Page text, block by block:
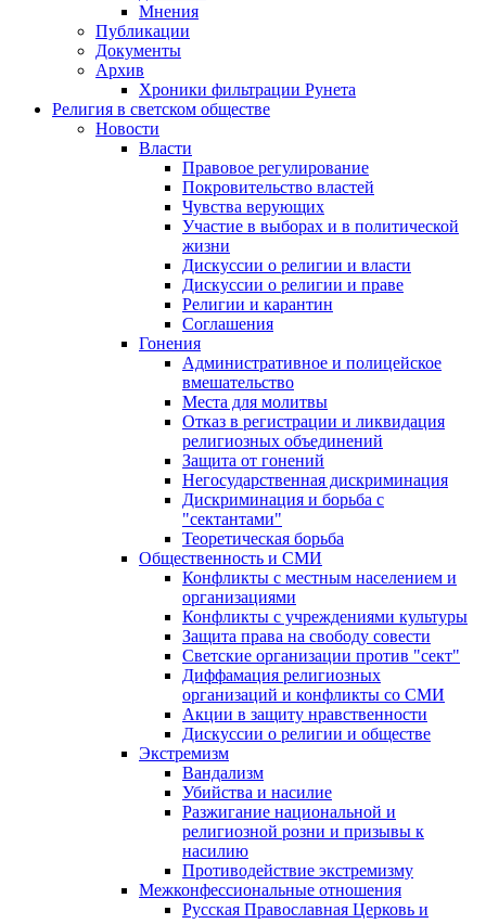
Мнения
Публикации
Документы
Архив
Хроники фильтрации Рунета
Религия в светском обществе
Новости
Власти
Правовое регулирование
Покровительство властей
Чувства верующих
Участие в выборах и в политической
жизни
Дискуссии о религии и власти
Дискуссии о религии и праве
Религии и карантин
Соглашения
Гонения
Административное и полицейское
вмешательство
Места для молитвы
Отказ в регистрации и ликвидация
религиозных объединений
Защита от гонений
Негосударственная дискриминация
Дискриминация и борьба с
"сектантами"
Теоретическая борьба
Общественность и СМИ
Конфликты с местным населением и
организациями
Конфликты с учреждениями культуры
Защита права на свободу совести
Светские организации против "сект"
Диффамация религиозных
организаций и конфликты со СМИ
Акции в защиту нравственности
Дискуссии о религии и обществе
Экстремизм
Вандализм
Убийства и насилие
Разжигание национальной и
религиозной розни и призывы к
насилию
Противодействие экстремизму
Межконфессиональные отношения
Русская Православная Церковь и